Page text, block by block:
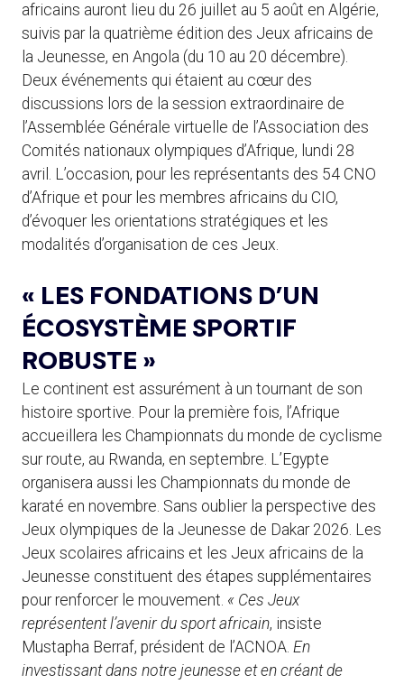
africains auront lieu du 26 juillet au 5 août en Algérie,
suivis par la quatrième édition des Jeux africains de
la Jeunesse, en Angola (du 10 au 20 décembre).
Deux événements qui étaient au cœur des
discussions lors de la session extraordinaire de
l’Assemblée Générale virtuelle de l’Association des
Comités nationaux olympiques d’Afrique, lundi 28
avril. L’occasion, pour les représentants des 54 CNO
d’Afrique et pour les membres africains du CIO,
d’évoquer les orientations stratégiques et les
modalités d’organisation de ces Jeux.
« LES FONDATIONS D’UN
ÉCOSYSTÈME SPORTIF
ROBUSTE »
Le continent est assurément à un tournant de son
histoire sportive. Pour la première fois, l’Afrique
accueillera les Championnats du monde de cyclisme
sur route, au Rwanda, en septembre. L’Egypte
organisera aussi les Championnats du monde de
karaté en novembre. Sans oublier la perspective des
Jeux olympiques de la Jeunesse de Dakar 2026. Les
Jeux scolaires africains et les Jeux africains de la
Jeunesse constituent des étapes supplémentaires
pour renforcer le mouvement. « Ces Jeux
représentent l’avenir du sport africain, insiste
Mustapha Berraf, président de l’ACNOA. En
investissant dans notre jeunesse et en créant de